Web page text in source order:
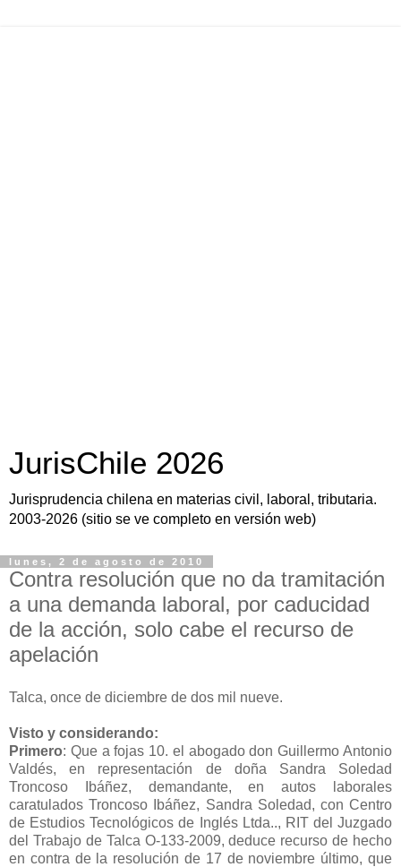
JurisChile 2026
Jurisprudencia chilena en materias civil, laboral, tributaria.
2003-2026 (sitio se ve completo en versión web)
lunes, 2 de agosto de 2010
Contra resolución que no da tramitación
a una demanda laboral, por caducidad
de la acción, solo cabe el recurso de
apelación
Talca, once de diciembre de dos mil nueve.
Visto y considerando:
Primero: Que a fojas 10. el abogado don Guillermo Antonio
Valdés, en representación de doña Sandra Soledad
Troncoso Ibáñez, demandante, en autos laborales
caratulados Troncoso Ibáñez, Sandra Soledad, con Centro
de Estudios Tecnológicos de Inglés Ltda.., RIT del Juzgado
del Trabajo de Talca O-133-2009, deduce recurso de hecho
en contra de la resolución de 17 de noviembre último, que